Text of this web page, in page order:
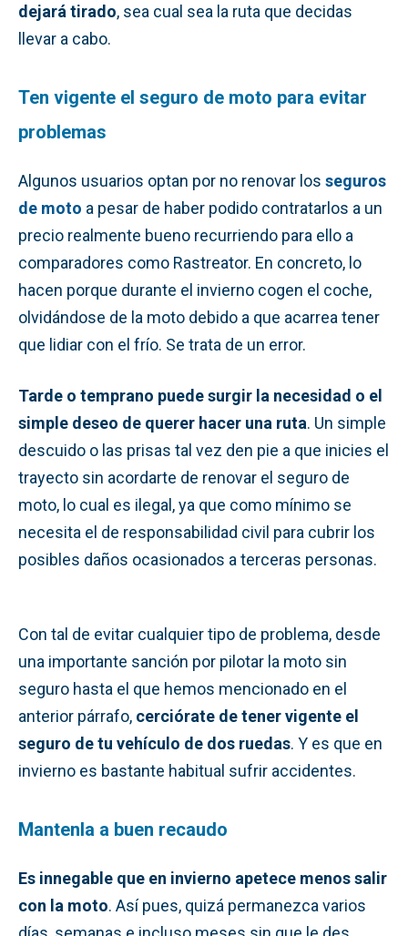
dejará tirado, sea cual sea la ruta que decidas
llevar a cabo.
Ten vigente el seguro de moto para evitar
problemas
Algunos usuarios optan por no renovar los seguros
de moto a pesar de haber podido contratarlos a un
precio realmente bueno recurriendo para ello a
comparadores como Rastreator. En concreto, lo
hacen porque durante el invierno cogen el coche,
olvidándose de la moto debido a que acarrea tener
que lidiar con el frío. Se trata de un error.
Tarde o temprano puede surgir la necesidad o el
simple deseo de querer hacer una ruta. Un simple
descuido o las prisas tal vez den pie a que inicies el
trayecto sin acordarte de renovar el seguro de
moto, lo cual es ilegal, ya que como mínimo se
necesita el de responsabilidad civil para cubrir los
posibles daños ocasionados a terceras personas.
Con tal de evitar cualquier tipo de problema, desde
una importante sanción por pilotar la moto sin
seguro hasta el que hemos mencionado en el
anterior párrafo, cerciórate de tener vigente el
seguro de tu vehículo de dos ruedas. Y es que en
invierno es bastante habitual sufrir accidentes.
Mantenla a buen recaudo
Es innegable que en invierno apetece menos salir
con la moto. Así pues, quizá permanezca varios